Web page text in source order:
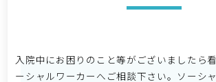
入院中にお困りのこと等がございましたら
ーシャルワーカーへご相談下さい。ソーシ